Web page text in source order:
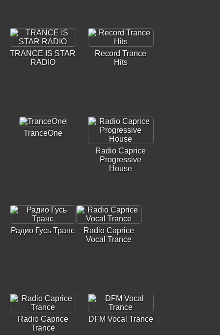
TRANCE IS STAR
RADIO
Record Trance
Hits
TranceOne
Radio Caprice
Progressive
House
Радио Гусь Транс
Radio Caprice
Vocal Trance
Radio Caprice
Trance
DFM Vocal Trance